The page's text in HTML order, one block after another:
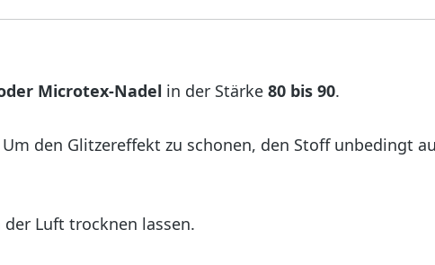
Microtex-Nadel in der Stärke 80 bis 90.
den Glitzereffekt zu schonen, den Stoff unbedingt
Luft trocknen lassen.